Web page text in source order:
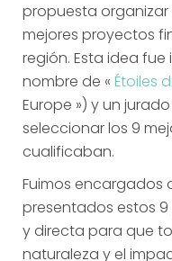
propuesta
mejores proyectos
región. Esta idea
nombre de « Étoiles
Europe ») y un
seleccionar los 9
cualificaban.
Fuimos encargados
presentados estos
y directa para que
naturaleza y el